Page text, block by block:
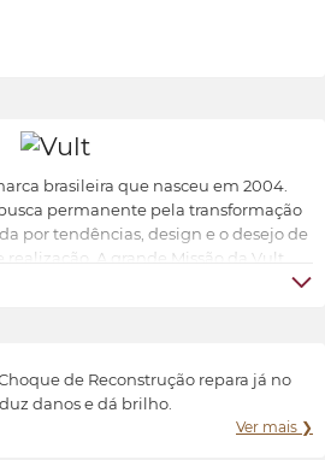
brasileira que nasceu em 2004.
permanente pela transformação
por tendências, design e o desejo de
realização. A grande Missão da Vult
feminino a possibilidade de ter
de Reconstrução repara já no
danos e dá brilho.
Ver mais ❯